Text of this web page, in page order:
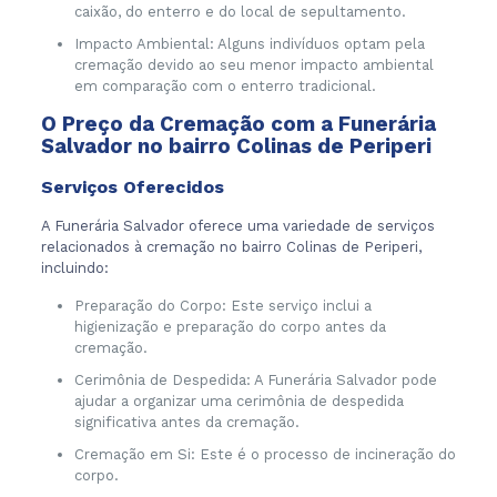
caixão, do enterro e do local de sepultamento.
Impacto Ambiental: Alguns indivíduos optam pela
cremação devido ao seu menor impacto ambiental
em comparação com o enterro tradicional.
O Preço da Cremação com a Funerária
Salvador no bairro Colinas de Periperi
Serviços Oferecidos
A Funerária Salvador oferece uma variedade de serviços
relacionados à cremação no bairro Colinas de Periperi,
incluindo:
Preparação do Corpo: Este serviço inclui a
higienização e preparação do corpo antes da
cremação.
Cerimônia de Despedida: A Funerária Salvador pode
ajudar a organizar uma cerimônia de despedida
significativa antes da cremação.
Cremação em Si: Este é o processo de incineração do
corpo.